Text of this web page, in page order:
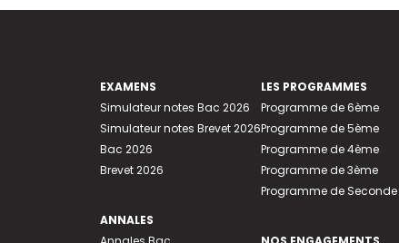
EXAMENS
Simulateur notes Bac 2026
Simulateur notes Brevet 2026
Bac 2026
Brevet 2026
ANNALES
LES PROGRAMMES
Programme de 6ème
Programme de 5ème
Programme de 4ème
Programme de 3ème
Programme de Seconde